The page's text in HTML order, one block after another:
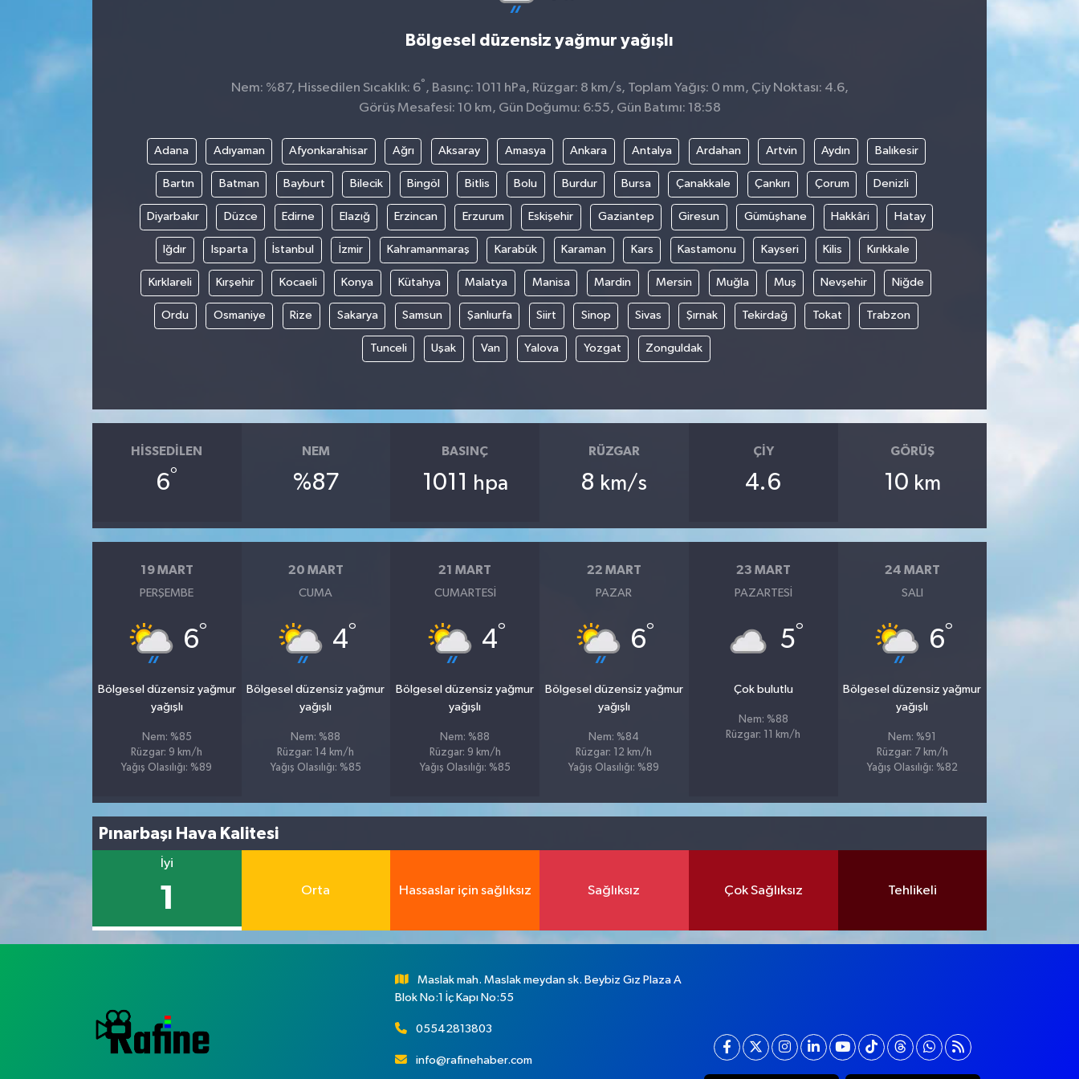
Bölgesel düzensiz yağmur yağışlı
Nem: %87, Hissedilen Sıcaklık: 6° , Basınç: 1011 hPa, Rüzgar: 8 km/s, Toplam Yağış: 0 mm, Çiy Noktası: 4.6,
Görüş Mesafesi: 10 km, Gün Doğumu: 6:55, Gün Batımı: 18:58
Adana Adıyaman Afyonkarahisar Ağrı Aksaray Amasya Ankara Antalya Ardahan Artvin Aydın Balıkesir
Bartın Batman Bayburt Bilecik Bingöl Bitlis Bolu Burdur Bursa Çanakkale Çankırı Çorum Denizli
Diyarbakır Düzce Edirne Elazığ Erzincan Erzurum Eskişehir Gaziantep Giresun Gümüşhane Hakkâri Hatay
Iğdır Isparta İstanbul İzmir Kahramanmaraş Karabük Karaman Kars Kastamonu Kayseri Kilis Kırıkkale
Kırklareli Kırşehir Kocaeli Konya Kütahya Malatya Manisa Mardin Mersin Muğla Muş Nevşehir Niğde
Ordu Osmaniye Rize Sakarya Samsun Şanlıurfa Siirt Sinop Sivas Şırnak Tekirdağ Tokat Trabzon
Tunceli Uşak Van Yalova Yozgat Zonguldak
HISSEDILEN
6°
NEM
%87
BASINÇ
1011 hpa
RÜZGAR
8 km/s
ÇIY
4.6
GÖRÜŞ
10 km
19 MART
PERŞEMBE
6°
Bölgesel düzensiz yağmur
yağışlı
Nem: %85
Rüzgar: 9 km/h
Yağış Olasılığı: %89
20 MART
CUMA
4°
Bölgesel düzensiz yağmur
yağışlı
Nem: %88
Rüzgar: 14 km/h
Yağış Olasılığı: %85
21 MART
CUMARTESI
4°
Bölgesel düzensiz yağmur
yağışlı
Nem: %88
Rüzgar: 9 km/h
Yağış Olasılığı: %85
22 MART
PAZAR
6°
Bölgesel düzensiz yağmur
yağışlı
Nem: %84
Rüzgar: 12 km/h
Yağış Olasılığı: %89
23 MART
PAZARTESI
5°
Çok bulutlu
Nem: %88
Rüzgar: 11 km/h
24 MART
SALI
6°
Bölgesel düzensiz yağmur
yağışlı
Nem: %91
Rüzgar: 7 km/h
Yağış Olasılığı: %82
Pınarbaşı Hava Kalitesi
İyi
1 Orta Hassaslar için sağlıksız Sağlıksız Çok Sağlıksız Tehlikeli
Maslak mah. Maslak meydan sk. Beybiz Gız Plaza A
Blok No:1 İç Kapı No:55
05542813803
info@rafinehaber.com